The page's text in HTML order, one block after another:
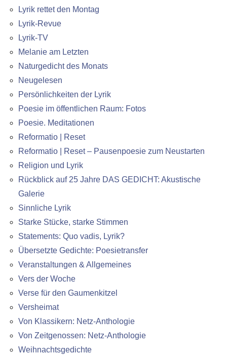
Lyrik rettet den Montag
Lyrik-Revue
Lyrik-TV
Melanie am Letzten
Naturgedicht des Monats
Neugelesen
Persönlichkeiten der Lyrik
Poesie im öffentlichen Raum: Fotos
Poesie. Meditationen
Reformatio | Reset
Reformatio | Reset – Pausenpoesie zum Neustarten
Religion und Lyrik
Rückblick auf 25 Jahre DAS GEDICHT: Akustische
Galerie
Sinnliche Lyrik
Starke Stücke, starke Stimmen
Statements: Quo vadis, Lyrik?
Übersetzte Gedichte: Poesietransfer
Veranstaltungen & Allgemeines
Vers der Woche
Verse für den Gaumenkitzel
Versheimat
Von Klassikern: Netz-Anthologie
Von Zeitgenossen: Netz-Anthologie
Weihnachtsgedichte